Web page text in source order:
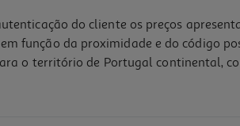
do cliente os preços
função da proximidade e do código
o território de Portugal continental,